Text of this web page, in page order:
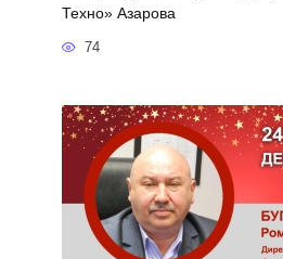
Техно» Азарова
74